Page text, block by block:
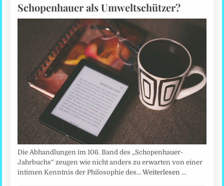
Schopenhauer als Umweltschützer?
Die Abhandlungen im 106. Band des „Schopenhauer-
Jahrbuchs“ zeugen wie nicht anders zu erwarten von einer
intimen Kenntnis der Philosophie des…Weiterlesen …